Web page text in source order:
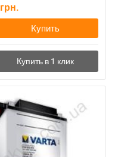
грн.
Купить